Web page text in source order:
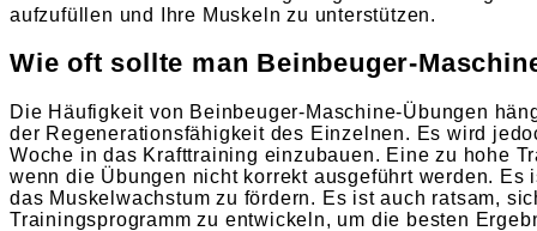
aufzufüllen und Ihre Muskeln zu unterstützen.
Wie oft sollte man Beinbeuger-
Die Häufigkeit von Beinbeuger-Maschine-Übungen
der Regenerationsfähigkeit des Einzelnen. Es wird
Woche in das Krafttraining einzubauen. Eine zu hohe
wenn die Übungen nicht korrekt ausgeführt werden.
das Muskelwachstum zu fördern. Es ist auch ratsam,
Trainingsprogramm zu entwickeln, um die besten